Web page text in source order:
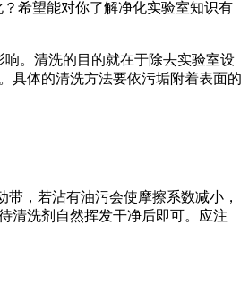
希望能对你了解净化实验室知识有
。清洗的目的就在于除去实验室设
具体的清洗方法要依污垢附着表面的
，若沾有油污会使摩擦系数减小，
清洗剂自然挥发干净后即可。应注